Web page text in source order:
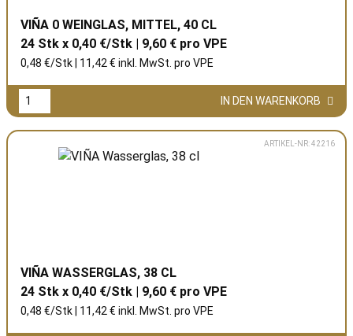
VIÑA 0 WEINGLAS, MITTEL, 40 CL
24 Stk x 0,40 €/Stk | 9,60 € pro VPE
0,48 €/Stk | 11,42 € inkl. MwSt. pro VPE
IN DEN WARENKORB
ARTIKEL-NR: 42216
VIÑA WASSERGLAS, 38 CL
24 Stk x 0,40 €/Stk | 9,60 € pro VPE
0,48 €/Stk | 11,42 € inkl. MwSt. pro VPE